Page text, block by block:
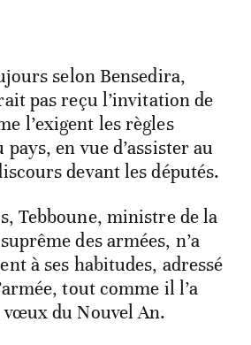
selon Bensedira,
pas reçu l’invitation de
l’exigent les règles
en vue d’assister au
devant les députés.
Tebboune, ministre de la
des armées, n’a
à ses habitudes, adressé
tout comme il l’a
vœux du Nouvel An.